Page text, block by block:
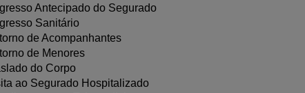
Antecipado do Segurado
Sanitário
de Acompanhantes
de Menores
do Corpo
ao Segurado Hospitalizado